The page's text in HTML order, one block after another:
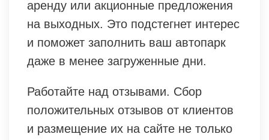
аренду или акционные предложения
на выходных. Это подстегнет интерес
и поможет заполнить ваш автопарк
даже в менее загруженные дни.
Работайте над отзывами. Сбор
положительных отзывов от клиентов
и размещение их на сайте не только